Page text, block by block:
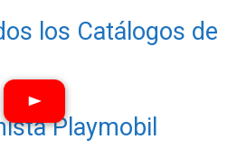
los Catálogos de
Playmobil